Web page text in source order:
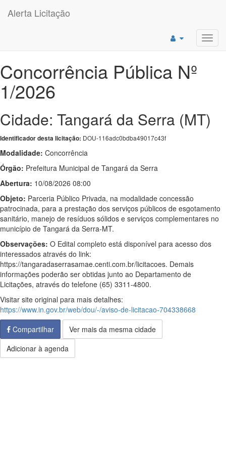
Alerta Licitação
Concorrência Pública Nº
1/2026
Cidade: Tangará da Serra (MT)
Identificador desta licitação: DOU-116adc0bdba49017c43f
Modalidade: Concorrência
Órgão: Prefeitura Municipal de Tangará da Serra
Abertura: 10/08/2026 08:00
Objeto: Parceria Público Privada, na modalidade concessão
patrocinada, para a prestação dos serviços públicos de esgotamento
sanitário, manejo de resíduos sólidos e serviços complementares no
município de Tangará da Serra-MT.
Observações: O Edital completo está disponível para acesso dos
interessados através do link:
https://tangaradaserrasamae.centi.com.br/licitacoes. Demais
informações poderão ser obtidas junto ao Departamento de
Licitações, através do telefone (65) 3311-4800.
Visitar site original para mais detalhes:
https://www.in.gov.br/web/dou/-/aviso-de-licitacao-704338668
Compartilhar
Ver mais da mesma cidade
Adicionar à agenda